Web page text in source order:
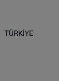
TÜRKİYE